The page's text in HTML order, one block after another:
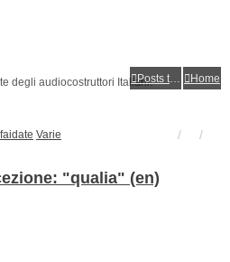
Posts toplist
Home
Varie
"qualia" (en)